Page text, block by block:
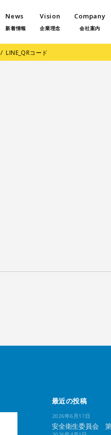
News
新着情報
Vision
企業理念
Company
会社案内
/LINE_QRコード
最近の投稿
2026年6月17日
安全衛生委員会